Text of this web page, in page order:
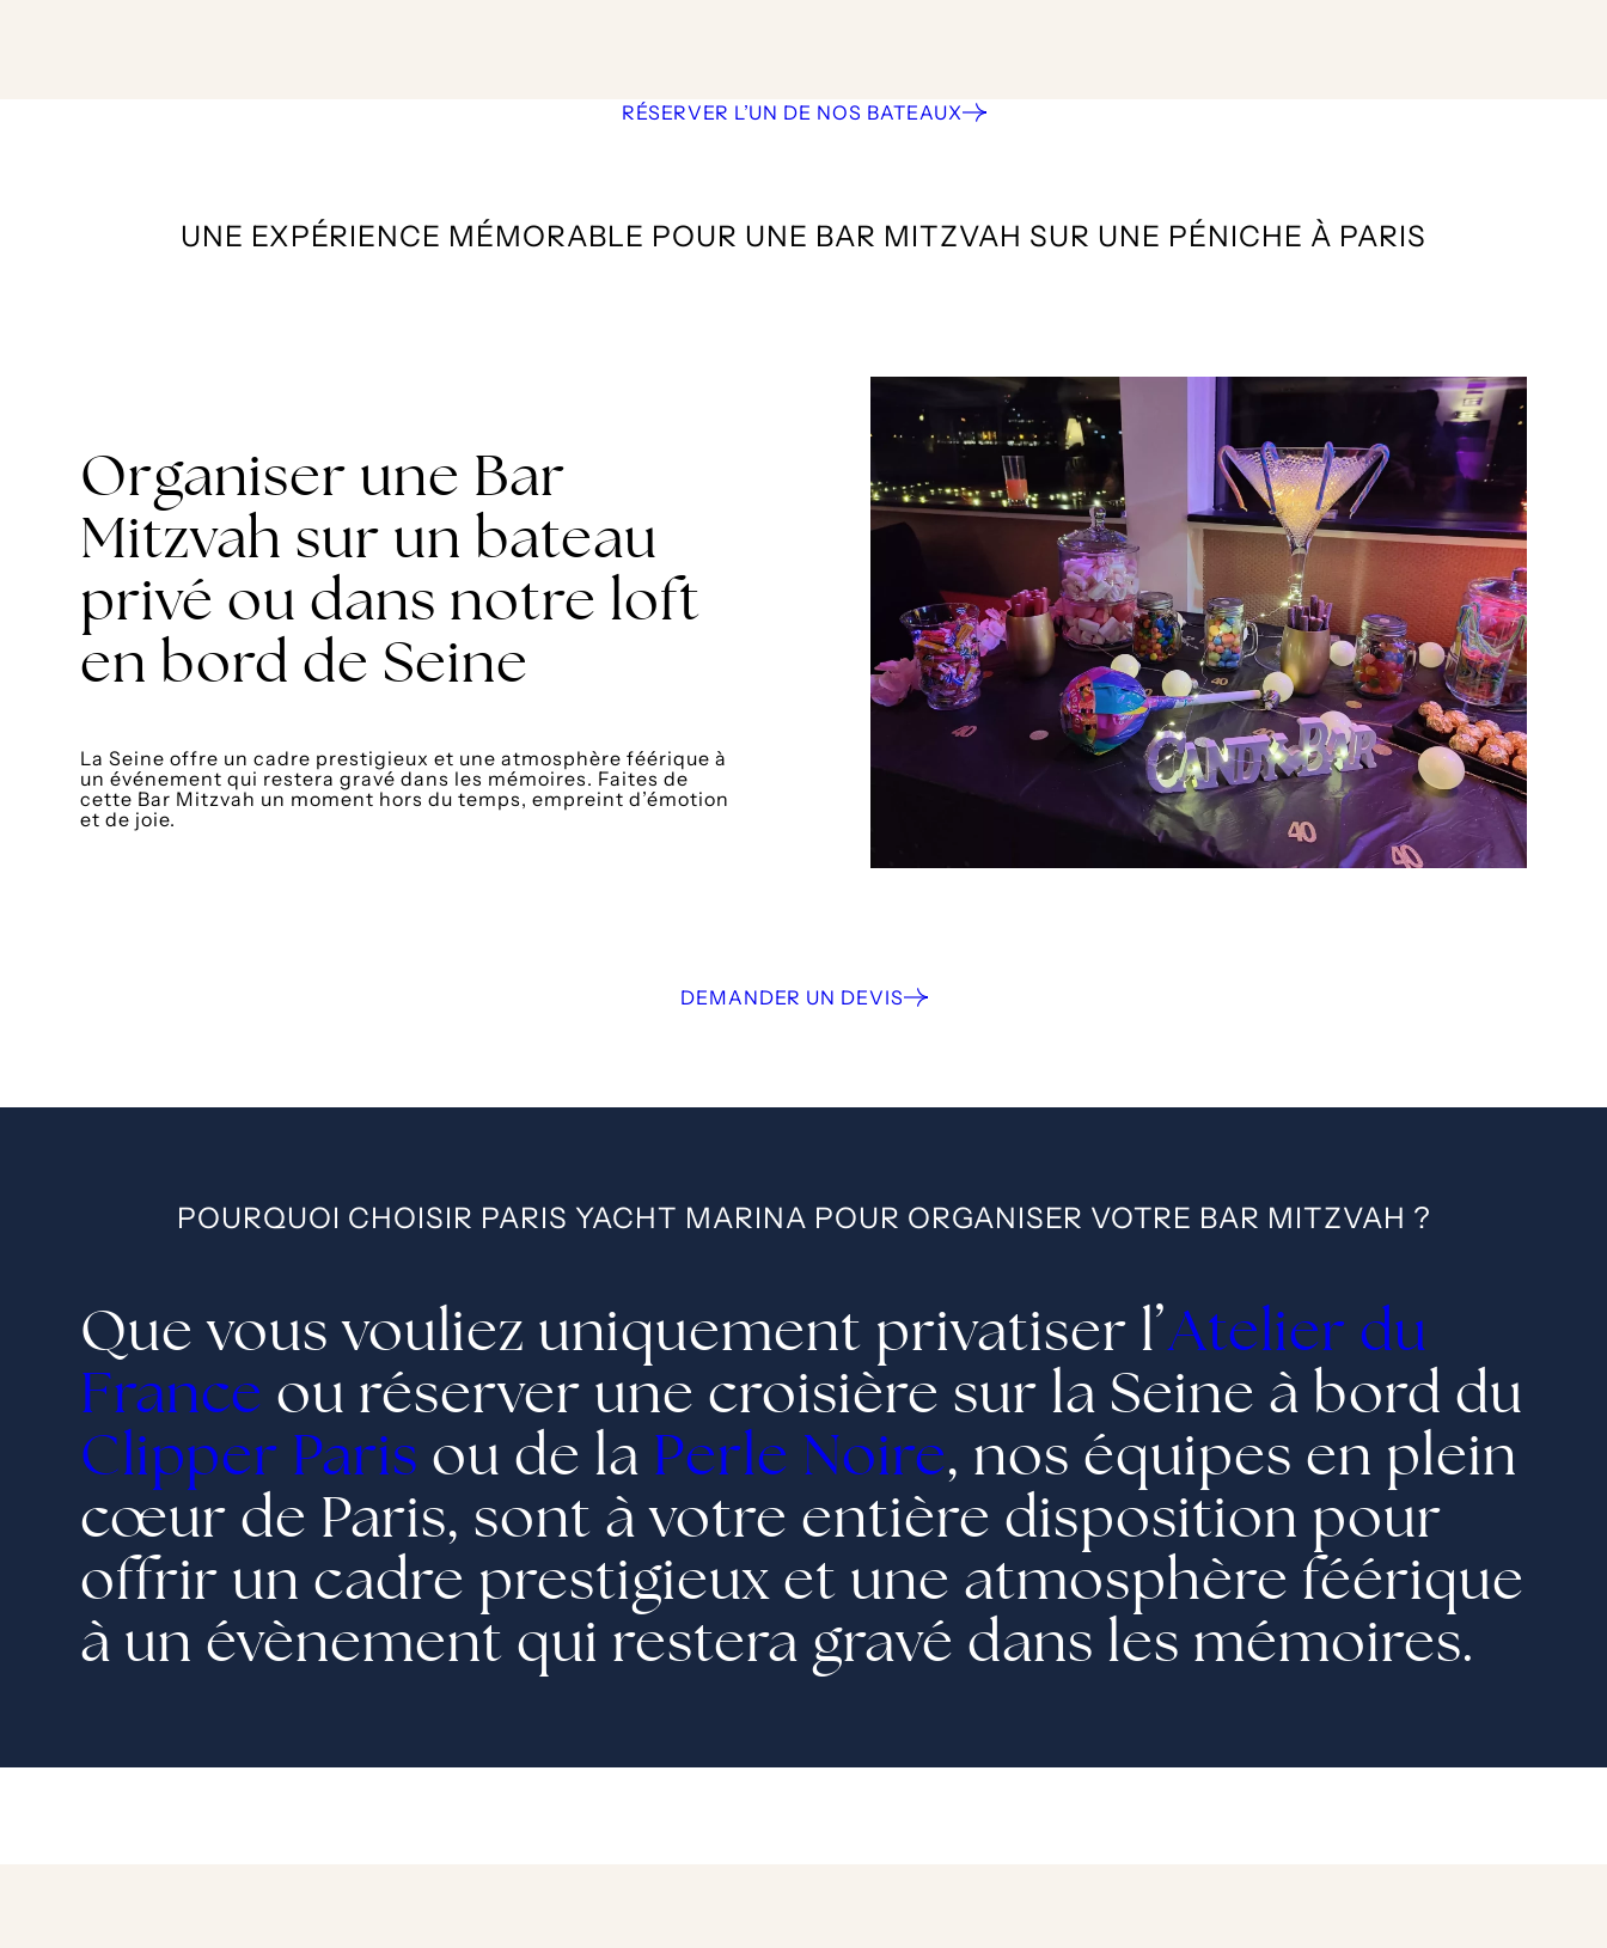
RÉSERVER L’UN DE NOS BATEAUX
UNE EXPÉRIENCE MÉMORABLE POUR UNE BAR MITZVAH SUR UNE PÉNICHE À PARIS
Organiser une Bar
Mitzvah sur un bateau
privé ou dans notre loft
en bord de Seine
La Seine offre un cadre prestigieux et une atmosphère féérique à
un événement qui restera gravé dans les mémoires. Faites de
cette Bar Mitzvah un moment hors du temps, empreint d’émotion
et de joie.
POURQUOI CHOISIR PARIS YACHT MARINA POUR ORGANISER VOTRE BAR MITZVAH ?
Que vous vouliez uniquement privatiser l’Atelier du
France ou réserver une croisière sur la Seine à bord du
Clipper Paris ou de la Perle Noire , nos équipes en plein
cœur de Paris, sont à votre entière disposition pour
offrir un cadre prestigieux et une atmosphère féérique
à un évènement qui restera gravé dans les mémoires.